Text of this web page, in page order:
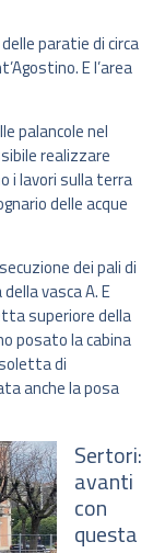
paratie di circa
E l’area
palancole nel
realizzare
i lavori sulla terra
delle acque
dei pali di
vasca A. E
superiore della
posato la cabina
di
anche la posa
Sertori:
avanti
con
questa